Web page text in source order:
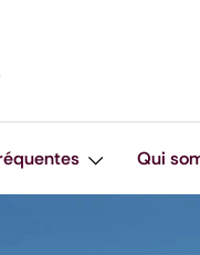
Qui